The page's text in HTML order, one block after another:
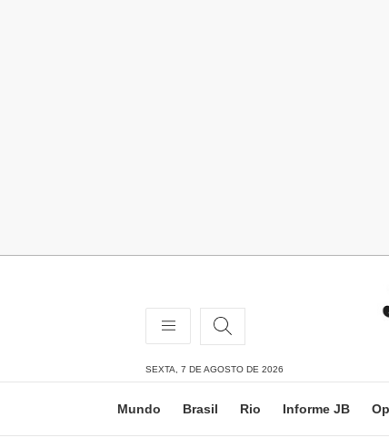
SEXTA, 7 DE AGOSTO DE 2026
Mundo Brasil Rio Informe JB